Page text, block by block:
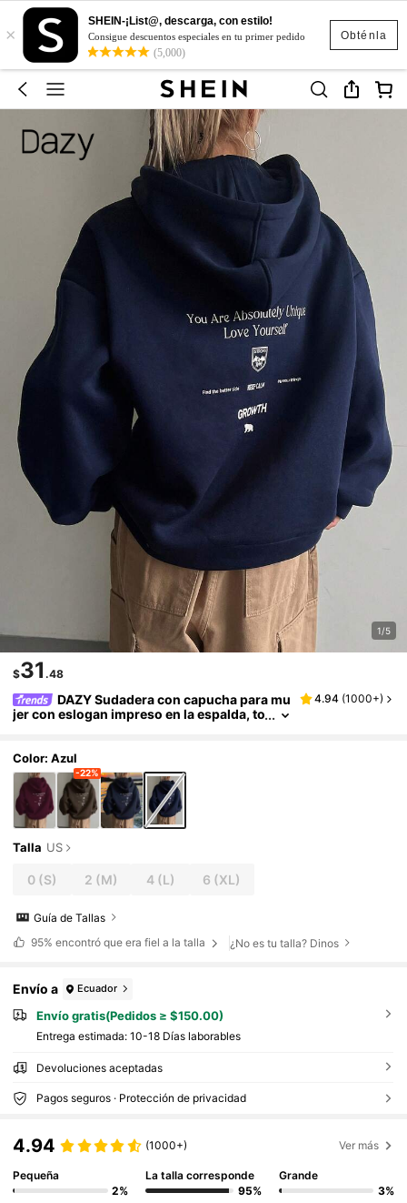
Obténla
×
SHEIN-¡List@, descarga, con estilo!
Consigue descuentos especiales en tu primer pedido
(5,000)
1/5
$31 .48
DAZY Sudadera con capucha para mu
jer con eslogan impreso en la espalda, to
4.94 (1000+)
Color: Azul
-22%
Talla US
0 (S) 2 (M) 4(L) 6 (XL)
Guía de Tallas
95% encontró que era fiel a la talla ¿No es tu talla? Dinos
Envío a Ecuador
Envío gratis(Pedidos ≥ $150.00)
Entrega estimada: 10-18 Días laborables
Devoluciones aceptadas
Pagos seguros · Protección de privacidad
4.94 (1000+) Ver más
Pequeña
2%
La talla corresponde
95%
Grande
3%